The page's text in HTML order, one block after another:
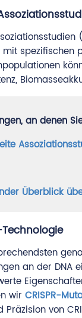
spezifischen
an denen
Überblick
an der DNA
wir CRISPR-
von